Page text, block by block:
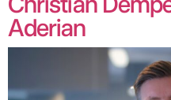
Aderian